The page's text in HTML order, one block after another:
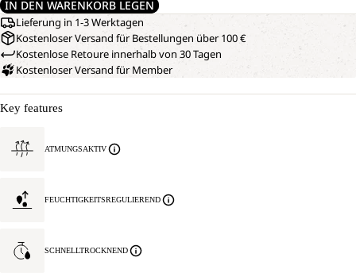
IN DEN WARENKORB LEGEN
Lieferung in 1-3 Werktagen
Kostenloser Versand für Bestellungen über 100 €
Kostenlose Retoure innerhalb von 30 Tagen
Kostenloser Versand für Member
Key features
ATMUNGSAKTIV
FEUCHTIGKEITSREGULIEREND
SCHNELLTROCKNEND